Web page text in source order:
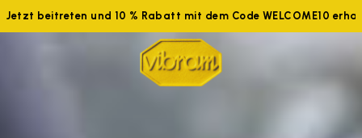
beitreten und 10 % Rabatt mit dem Code WELCOME10 erhalten